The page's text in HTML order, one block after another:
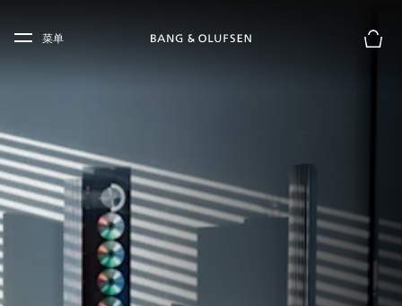
Skip to main footer
菜单